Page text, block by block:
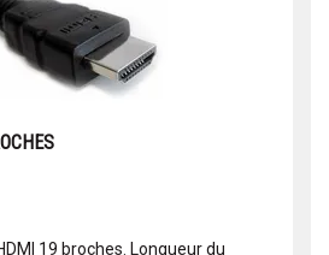
19 broches. Longueur du